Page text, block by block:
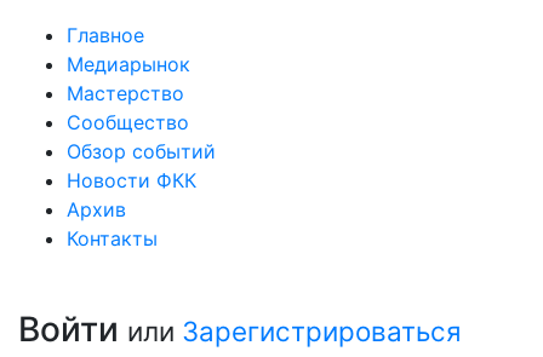
Главное
Медиарынок
Мастерство
Сообщество
Обзор событий
Новости ФКК
Архив
Контакты
Войти или Зарегистрироваться